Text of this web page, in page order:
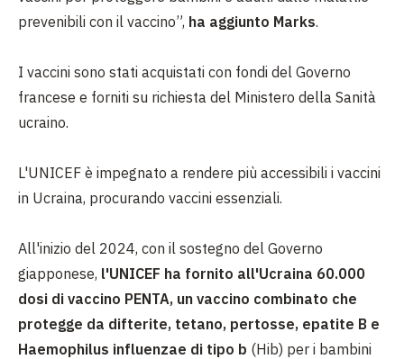
prevenibili con il vaccino”, ha aggiunto Marks.
I vaccini sono stati acquistati con fondi del Governo
francese e forniti su richiesta del Ministero della Sanità
ucraino.
L'UNICEF è impegnato a rendere più accessibili i vaccini
in Ucraina, procurando vaccini essenziali.
All'inizio del 2024, con il sostegno del Governo
giapponese, l'UNICEF ha fornito all'Ucraina 60.000
dosi di vaccino PENTA, un vaccino combinato che
protegge da difterite, tetano, pertosse, epatite B e
Haemophilus influenzae di tipo b (Hib) per i bambini